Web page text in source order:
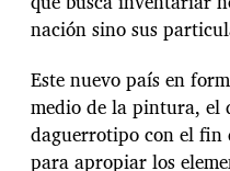
nación sino sus
Este nuevo país en
medio de la pintura, el
daguerrotipo con el fin
para apropiar los